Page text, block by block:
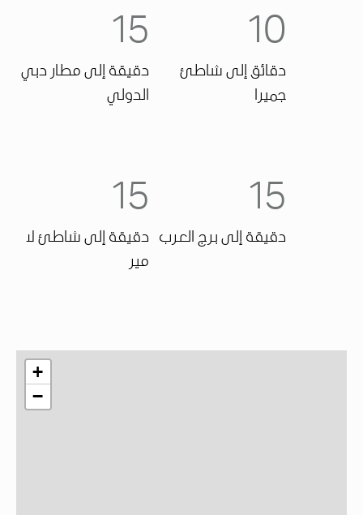
+
−
10
دقائق إلى شاطئ
جميرا
15
دقيقة إلى مطار دبي
الدولي
15
دقيقة إلى برج العرب
15
دقيقة إلى شاطئ لا
مير